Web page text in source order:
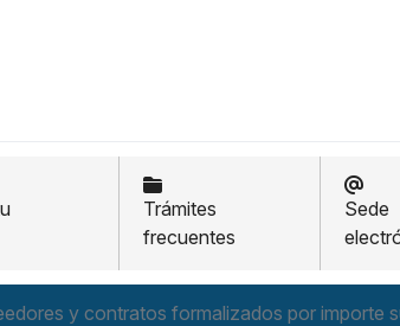
Trámites
frecuentes
Sede
y contratos formalizados por importe